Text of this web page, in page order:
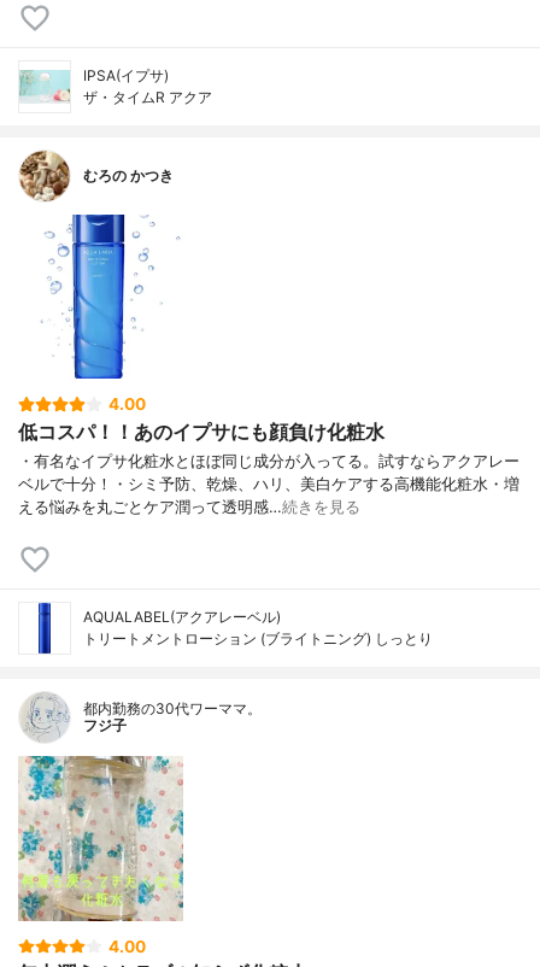
IPSA(イプサ)
ザ・タイムR アクア
むろの かつき
4.00
低コスパ！！あのイプサにも顔負け化粧水
・有名なイプサ化粧水とほぼ同じ成分が入ってる。試すならアクアレー
ベルで十分！・シミ予防、乾燥、ハリ、美白ケアする高機能化粧水・増
える悩みを丸ごとケア潤って透明感…続きを見る
AQUALABEL(アクアレーベル)
トリートメントローション (ブライトニング) しっとり
都内勤務の30代ワーママ。
フジ子
4.00